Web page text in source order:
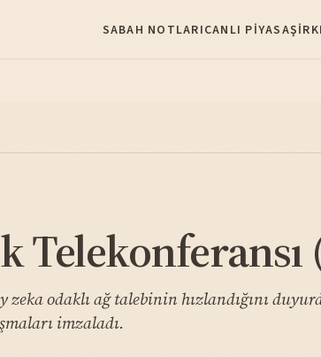
SABAH NOTLARICANLI PIYASA
odaklı ağ talebinin hızlandığını
imzaladı.